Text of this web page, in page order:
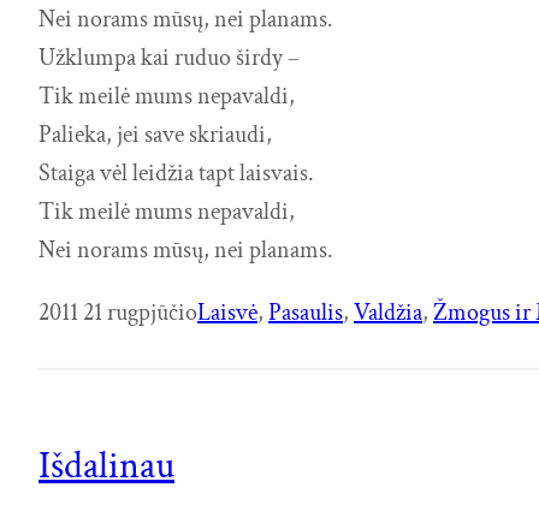
Nei norams mūsų, nei planams.
Užklumpa kai ruduo širdy –
Tik meilė mums nepavaldi,
Palieka, jei save skriaudi,
Staiga vėl leidžia tapt laisvais.
Tik meilė mums nepavaldi,
Nei norams mūsų, nei planams.
2011 21 rugpjūčioLaisvė, Pasaulis, Valdžia, Žmogus ir
Išdalinau